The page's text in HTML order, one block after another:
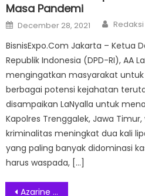
Masa Pandemi
Posted
on
December 28, 2021 Author
Redaksi
BisnisExpo.Com Jakarta – Ketua
Republik Indonesia (DPD-RI), AA
mengingatkan masyarakat
berbagai potensi kejahatan
disampaikan LaNyalla untuk
Kapolres Trenggalek, Jawa
kriminalitas meningkat dua kali
yang paling banyak didominasi
harus waspada, […]
Azarine Cosmetic Bersama MUA Community Meriahkan Cosmobeauté Indonesia 2023 Dengan Pemberian Award